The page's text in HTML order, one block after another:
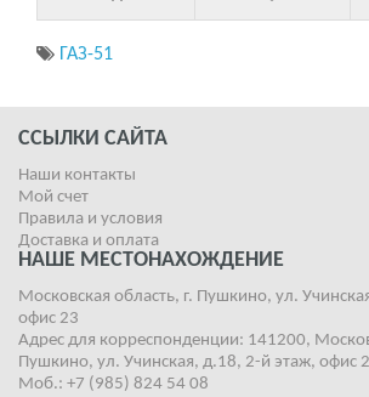
ГАЗ-51
ССЫЛКИ САЙТА
Наши контакты
Мой счет
Правила и условия
Доставка и оплата
НАШЕ МЕСТОНАХОЖДЕНИЕ
Московская область, г. Пушкино, ул.
офис 23
Адрес для корреспонденции: 141200,
Пушкино, ул. Учинская, д.18, 2-й этаж, офис
Моб.: +7 (985) 824 54 08